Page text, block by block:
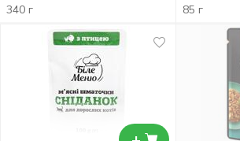
340 г
85 г